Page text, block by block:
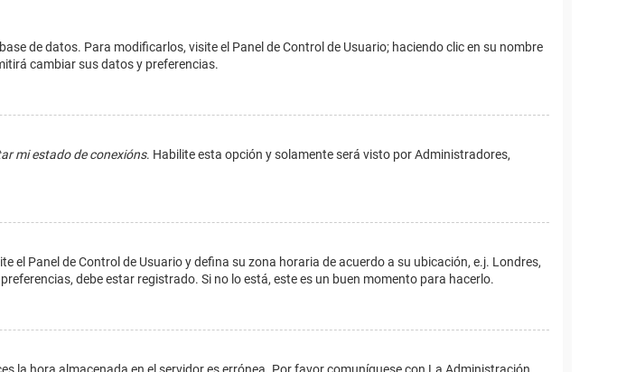
de datos. Para modificarlos, visite el Panel de Control de Usuario; haciendo clic en su nombre
cambiar sus datos y preferencias.
mi estado de conexións. Habilite esta opción y solamente será visto por Administradores,
el Panel de Control de Usuario y defina su zona horaria de acuerdo a su ubicación, e.j. Londres,
debe estar registrado. Si no lo está, este es un buen momento para hacerlo.